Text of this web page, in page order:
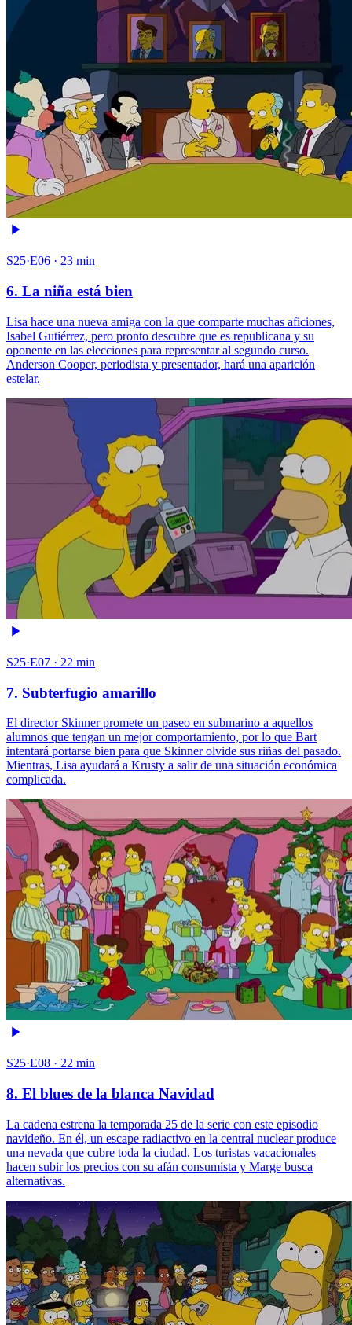
S25·E06 · 23 min
6. La niña está bien
Lisa hace una nueva amiga con la que comparte muchas aficiones,
Isabel Gutiérrez, pero pronto descubre que es republicana y su
oponente en las elecciones para representar al segundo curso.
Anderson Cooper, periodista y presentador, hará una aparición
estelar.
S25·E07 · 22 min
7. Subterfugio amarillo
El director Skinner promete un paseo en submarino a aquellos
alumnos que tengan un mejor comportamiento, por lo que Bart
intentará portarse bien para que Skinner olvide sus riñas del pasado.
Mientras, Lisa ayudará a Krusty a salir de una situación económica
complicada.
S25·E08 · 22 min
8. El blues de la blanca Navidad
La cadena estrena la temporada 25 de la serie con este episodio
navideño. En él, un escape radiactivo en la central nuclear produce
una nevada que cubre toda la ciudad. Los turistas vacacionales
hacen subir los precios con su afán consumista y Marge busca
alternativas.